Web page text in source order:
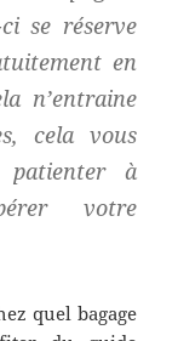
se réserve
en
n’entraine
cela vous
à
votre
quel bagage